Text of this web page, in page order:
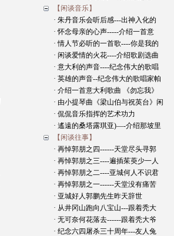
【闲谈音乐】
· 朱丹音乐会听后感---出神入化的
· 怀念母亲的心声-----介绍一首意
· 情人节必听的一首歌----你是我的
· 闲谈爱情的火花----介绍歌剧选曲
· 意大利的声音----纪念伟大的歌唱
· 英雄的声音--纪念伟大的歌唱家帕
· 介绍一首意大利歌曲 《勿忘我》
· 由小提琴曲《梁山伯与祝英台》闲
· 侃侃音乐指挥的艺术功力
· 遙遠的桑塔露琪亚)—-介绍那坡里
【闲谈往事】
· 再悼郭朋之四------天堂尽头寻郭
· 再悼郭朋之三----遍插茱萸少一人
· 再悼郭朋之二----亚城何人不识君
· 再悼郭朋之一------天堂没有痛苦
· 亚城好人郭鹏先生昨天辞世
· 从井冈山跑向八宝山---跟着秃大
· 无可奈何花落去------跟着秃大爷
· 纪念六四屠杀三十周年---友人兔